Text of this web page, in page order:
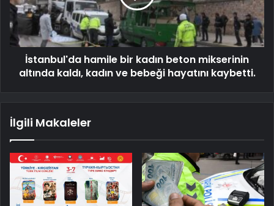
İstanbul'da hamile bir kadın beton mikserinin
altında kaldı, kadın ve bebeği hayatını kaybetti.
İlgili Makaleler